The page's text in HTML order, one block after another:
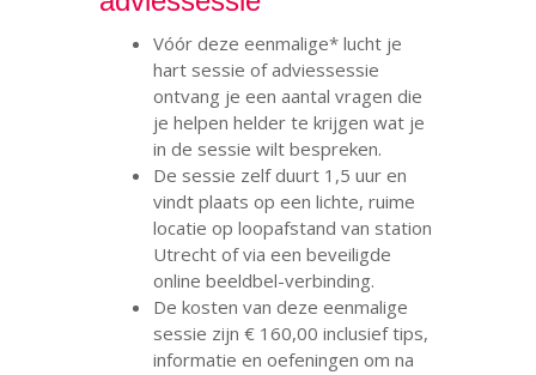
Vóór deze eenmalige* lucht je
hart sessie of adviessessie
ontvang je een aantal vragen die
je helpen helder te krijgen wat je
in de sessie wilt bespreken.
De sessie zelf duurt 1,5 uur en
vindt plaats op een lichte, ruime
locatie op loopafstand van station
Utrecht of via een beveiligde
online beeldbel-verbinding.
De kosten van deze eenmalige
sessie zijn € 160,00 inclusief tips,
informatie en oefeningen om na